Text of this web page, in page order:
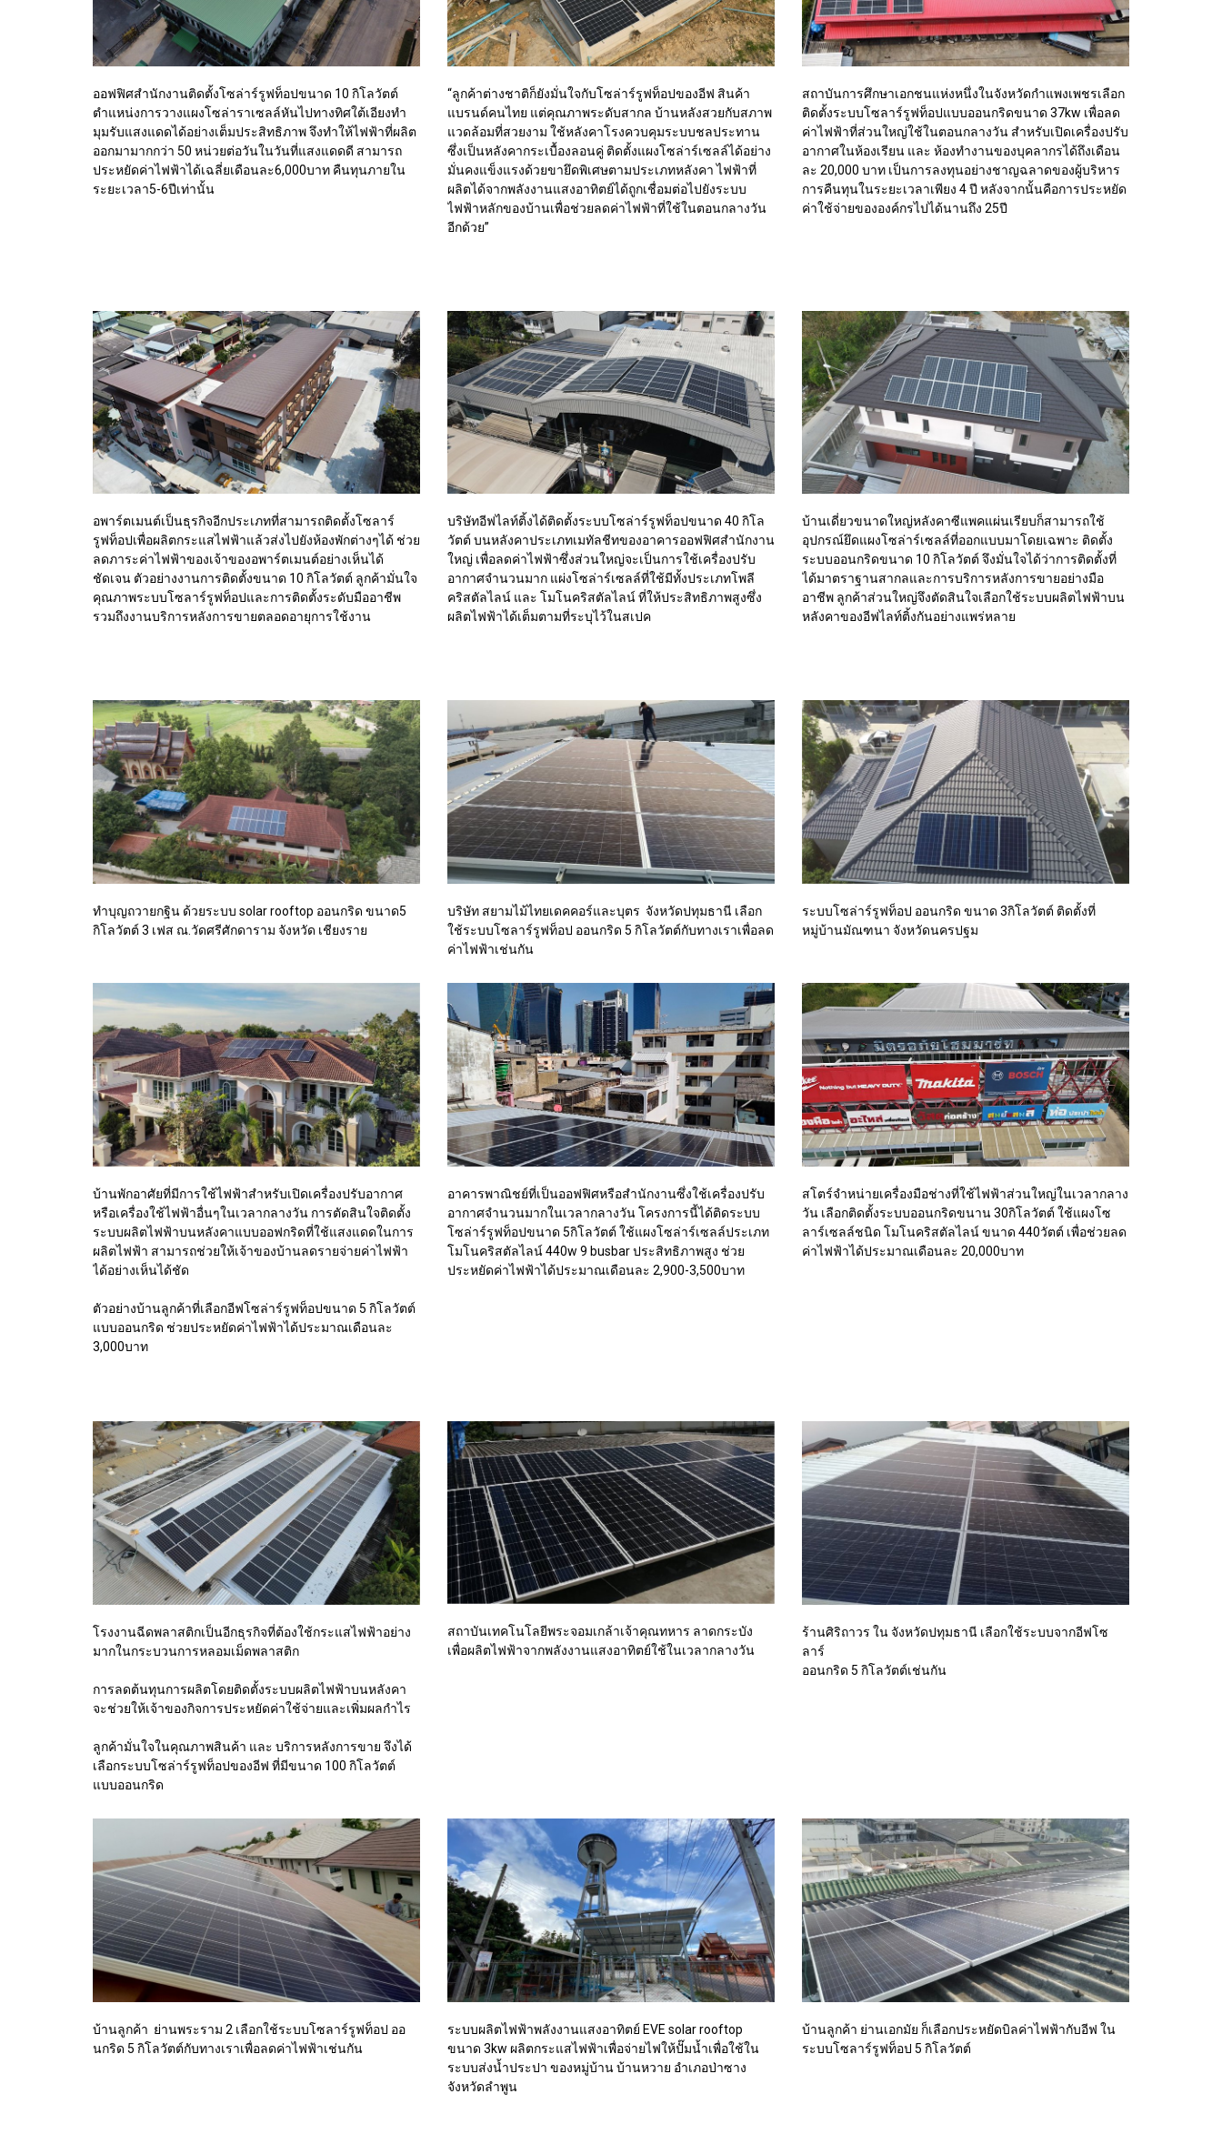
ออฟฟิศสำนักงานติดตั้งโซล่าร์รูฟท็อปขนาด 10 กิโลวัตต์
ตำแหน่งการวางแผงโซล่าราเซลล์หันไปทางทิศใต้เอียงทำ
มุมรับแสงแดดได้อย่างเต็มประสิทธิภาพ จึงทำให้ไฟฟ้าที่ผลิต
ออกมามากกว่า 50 หน่วยต่อวันในวันที่แสงแดดดี สามารถ
ประหยัดค่าไฟฟ้าได้เฉลี่ยเดือนละ6,000บาท คืนทุนภายใน
ระยะเวลา5-6ปีเท่านั้น
“ลูกค้าต่างชาติก็ยังมั่นใจกับโซล่าร์รูฟท็อปของอีฟ สินค้า
แบรนด์คนไทย แต่คุณภาพระดับสากล บ้านหลังสวยกับสภาพ
แวดล้อมที่สวยงาม ใช้หลังคาโรงควบคุมระบบชลประทาน
ซึ่งเป็นหลังคากระเบื้องลอนคู่ ติดตั้งแผงโซล่าร์เซลล์ได้อย่าง
มั่นคงแข็งแรงด้วยขายึดพิเศษตามประเภทหลังคา ไฟฟ้าที่
ผลิตได้จากพลังงานแสงอาทิตย์ได้ถูกเชื่อมต่อไปยังระบบ
ไฟฟ้าหลักของบ้านเพื่อช่วยลดค่าไฟฟ้าที่ใช้ในตอนกลางวัน
อีกด้วย”
สถาบันการศึกษาเอกชนแห่งหนึ่งในจังหวัดกำแพงเพชรเลือก
ติดตั้งระบบโซลาร์รูฟท็อปแบบออนกริดขนาด 37kw เพื่อลด
ค่าไฟฟ้าที่ส่วนใหญ่ใช้ในตอนกลางวัน สำหรับเปิดเครื่องปรับ
อากาศในห้องเรียน และ ห้องทำงานของบุคลากรได้ถึงเดือน
ละ 20,000 บาท เป็นการลงทุนอย่างชาญฉลาดของผู้บริหาร
การคืนทุนในระยะเวลาเพียง 4 ปี หลังจากนั้นคือการประหยัด
ค่าใช้จ่ายขององค์กรไปได้นานถึง 25ปี
อพาร์ตเมนต์เป็นธุรกิจอีกประเภทที่สามารถติดตั้งโซลาร์
รูฟท็อปเพื่อผลิตกระแสไฟฟ้าแล้วส่งไปยังห้องพักต่างๆได้ ช่วย
ลดภาระค่าไฟฟ้าของเจ้าของอพาร์ตเมนต์อย่างเห็นได้
ชัดเจน ตัวอย่างงานการติดตั้งขนาด 10 กิโลวัตต์ ลูกค้ามั่นใจ
คุณภาพระบบโซลาร์รูฟท็อปและการติดตั้งระดับมืออาชีพ
รวมถึงงานบริการหลังการขายตลอดอายุการใช้งาน
บริษัทอีฟไลท์ติ้งได้ติดตั้งระบบโซล่าร์รูฟท็อปขนาด 40 กิโล
วัตต์ บนหลังคาประเภทเมทัลชีทของอาคารออฟฟิศสำนักงาน
ใหญ่ เพื่อลดค่าไฟฟ้าซึ่งส่วนใหญ่จะเป็นการใช้เครื่องปรับ
อากาศจำนวนมาก แผ่งโซล่าร์เซลล์ที่ใช้มีทั้งประเภทโพลี
คริสตัลไลน์ และ โมโนคริสตัลไลน์ ที่ให้ประสิทธิภาพสูงซึ่ง
ผลิตไฟฟ้าได้เต็มตามที่ระบุไว้ในสเปค
บ้านเดี่ยวขนาดใหญ่หลังคาซีแพคแผ่นเรียบก็สามารถใช้
อุปกรณ์ยึดแผงโซล่าร์เซลล์ที่ออกแบบมาโดยเฉพาะ ติดตั้ง
ระบบออนกริดขนาด 10 กิโลวัตต์ จึงมั่นใจได้ว่าการติดตั้งที่
ได้มาตราฐานสากลและการบริการหลังการขายอย่างมือ
อาชีพ ลูกค้าส่วนใหญ่จึงตัดสินใจเลือกใช้ระบบผลิตไฟฟ้าบน
หลังคาของอีฟไลท์ติ้งกันอย่างแพร่หลาย
ทำบุญถวายกฐิน ด้วยระบบ solar rooftop ออนกริด ขนาด5
กิโลวัตต์ 3 เฟส ณ.วัดศรีศักดาราม จังหวัด เชียงราย
บริษัท สยามไม้ไทยเดคคอร์และบุตร จังหวัดปทุมธานี เลือก
ใช้ระบบโซลาร์รูฟท็อป ออนกริด 5 กิโลวัตต์กับทางเราเพื่อลด
ค่าไฟฟ้าเช่นกัน
ระบบโซล่าร์รูฟท็อป ออนกริด ขนาด 3กิโลวัตต์ ติดตั้งที่
หมู่บ้านมัณฑนา จังหวัดนครปฐม
บ้านพักอาศัยที่มีการใช้ไฟฟ้าสำหรับเปิดเครื่องปรับอากาศ
หรือเครื่องใช้ไฟฟ้าอื่นๆในเวลากลางวัน การตัดสินใจติดตั้ง
ระบบผลิตไฟฟ้าบนหลังคาแบบออฟกริดที่ใช้แสงแดดในการ
ผลิตไฟฟ้า สามารถช่วยให้เจ้าของบ้านลดรายจ่ายค่าไฟฟ้า
ได้อย่างเห็นได้ชัด
ตัวอย่างบ้านลูกค้าที่เลือกอีฟโซล่าร์รูฟท็อปขนาด 5 กิโลวัตต์
แบบออนกริด ช่วยประหยัดค่าไฟฟ้าได้ประมาณเดือนละ
3,000บาท
อาคารพาณิชย์ที่เป็นออฟฟิศหรือสำนักงานซึ่งใช้เครื่องปรับ
อากาศจำนวนมากในเวลากลางวัน โครงการนี้ได้ติดระบบ
โซล่าร์รูฟท็อปขนาด 5กิโลวัตต์ ใช้แผงโซล่าร์เซลล์ประเภท
โมโนคริสตัลไลน์ 440w 9 busbar ประสิทธิภาพสูง ช่วย
ประหยัดค่าไฟฟ้าได้ประมาณเดือนละ 2,900-3,500บาท
สโตร์จำหน่ายเครื่องมือช่างที่ใช้ไฟฟ้าส่วนใหญ่ในเวลากลาง
วัน เลือกติดตั้งระบบออนกริดขนาน 30กิโลวัตต์ ใช้แผงโซ
ลาร์เซลล์ชนิด โมโนคริสตัลไลน์ ขนาด 440วัตต์ เพื่อช่วยลด
ค่าไฟฟ้าได้ประมาณเดือนละ 20,000บาท
โรงงานฉีดพลาสติกเป็นอีกธุรกิจที่ต้องใช้กระแสไฟฟ้าอย่าง
มากในกระบวนการหลอมเม็ดพลาสติก
การลดต้นทุนการผลิตโดยติดตั้งระบบผลิตไฟฟ้าบนหลังคา
จะช่วยให้เจ้าของกิจการประหยัดค่าใช้จ่ายและเพิ่มผลกำไร
ลูกค้ามั่นใจในคุณภาพสินค้า และ บริการหลังการขาย จึงได้
เลือกระบบโซล่าร์รูฟท็อปของอีฟ ที่มีขนาด 100 กิโลวัตต์
แบบออนกริด
สถาบันเทคโนโลยีพระจอมเกล้าเจ้าคุณทหาร ลาดกระบัง
เพื่อผลิตไฟฟ้าจากพลังงานแสงอาทิตย์ใช้ในเวลากลางวัน
ร้านศิริถาวร ใน จังหวัดปทุมธานี เลือกใช้ระบบจากอีฟโซ
ลาร์
ออนกริด 5 กิโลวัตต์เช่นกัน
บ้านลูกค้า ย่านพระราม 2 เลือกใช้ระบบโซลาร์รูฟท็อป ออ
นกริด 5 กิโลวัตต์กับทางเราเพื่อลดค่าไฟฟ้าเช่นกัน
ระบบผลิตไฟฟ้าพลังงานแสงอาทิตย์ EVE solar rooftop
ขนาด 3kw ผลิตกระแสไฟฟ้าเพื่อจ่ายไฟให้ปั๊มน้ำเพื่อใช้ใน
ระบบส่งน้ำประปา ของหมู่บ้าน บ้านหวาย อำเภอป่าซาง
จังหวัดลำพูน
บ้านลูกค้า ย่านเอกมัย ก็เลือกประหยัดบิลค่าไฟฟ้ากับอีฟ ใน
ระบบโซลาร์รูฟท็อป 5 กิโลวัตต์